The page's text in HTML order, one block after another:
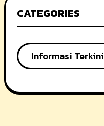
CATEGORIES
Informasi Terkini